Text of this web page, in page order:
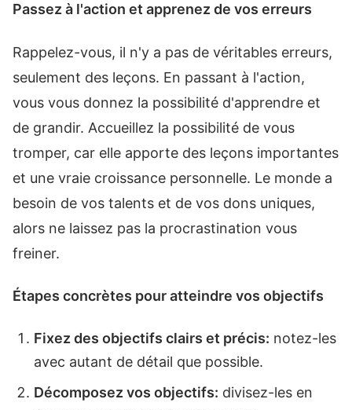
Passez à l'action et apprenez de vos erreurs
Rappelez-vous, il n'y a pas de véritables erreurs,
seulement des leçons. En passant à l'action,
vous vous donnez la possibilité d'apprendre et
de grandir. Accueillez la possibilité de vous
tromper, car elle apporte des leçons importantes
et une vraie croissance personnelle. Le monde a
besoin de vos talents et de vos dons uniques,
alors ne laissez pas la procrastination vous
freiner.
Étapes concrètes pour atteindre vos objectifs
Fixez des objectifs clairs et précis: notez-les
avec autant de détail que possible.
Décomposez vos objectifs: divisez-les en